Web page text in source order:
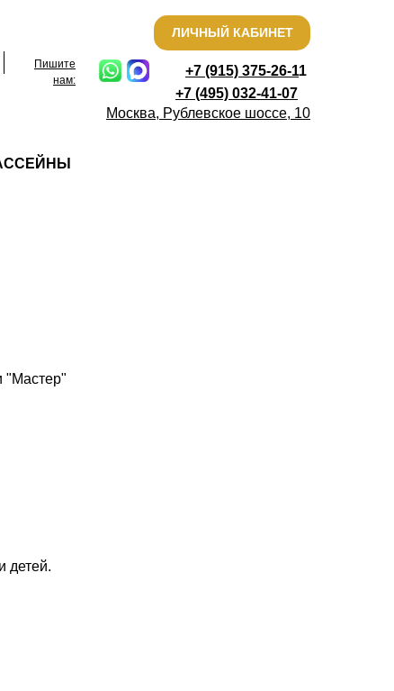
Москва, Рублевское шоссе, 10
Пишите
нам:
+7 (495) 032-41-07
+7 (915) 375-26-11
ЛИЧНЫЙ КАБИНЕТ
"Мастер"
детей.